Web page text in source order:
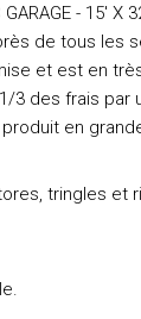
GARAGE - 15'
de tous les
et est en
3 des frais
en
tringles et